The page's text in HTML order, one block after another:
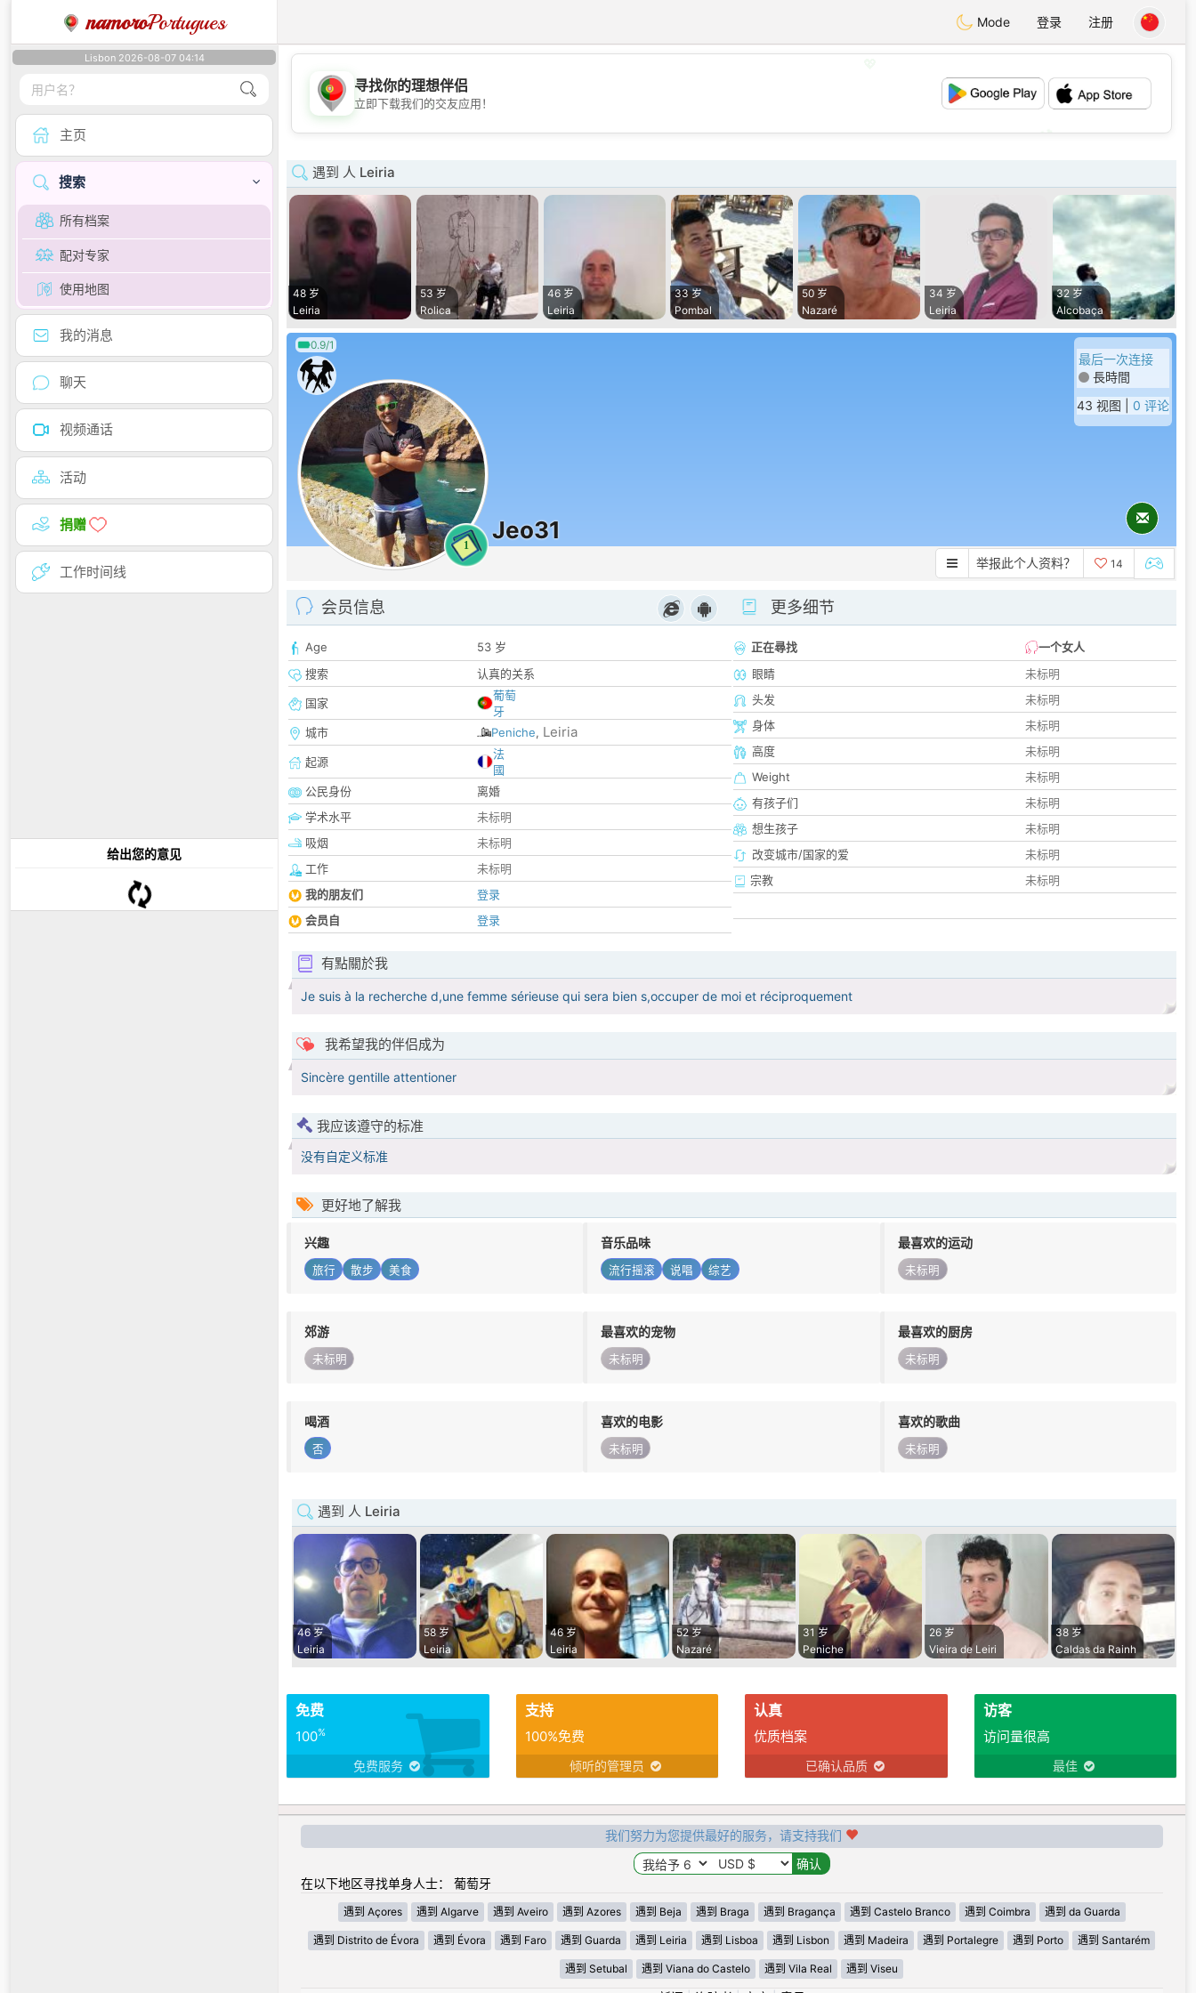
namoroPortugues Mode 登录 注册
Lisbon 2026-08-07 04:14
主页
搜索
所有档案
配对专家
使用地图
我的消息
聊天
视频通话
活动
捐赠
工作时间线
给出您的意见
💖
💕
寻找你的理想伴侣
立即下载我们的交友应用！
遇到 人 Leiria
48 岁
Leiria
53 岁
Rolica
46 岁
Leiria
33 岁
Pombal
50 岁
Nazaré
34 岁
Leiria
32 岁
Alcobaça
0.9/1
1
Jeo31
最后一次连接
長時間
43 视图 | 0 评论
举报此个人资料？ 14
会员信息
Age
53 岁
搜索
认真的关系
国家
葡萄
牙
城市
Peniche, Leiria
起源
法
國
公民身份
离婚
学术水平
未标明
吸烟
未标明
工作
未标明
我的朋友们
登录
会员自
登录
更多细节
正在尋找
一个女人
眼睛
未标明
头发
未标明
身体
未标明
高度
未标明
Weight
未标明
有孩子们
未标明
想生孩子
未标明
改变城市/国家的爱
未标明
宗教
未标明
有點關於我
Je suis à la recherche d,une femme sérieuse qui sera bien s,occuper de moi et réciproquement
我希望我的伴侣成为
Sincère gentille attentioner
我应该遵守的标准
没有自定义标准
更好地了解我
兴趣
旅行 散步 美食
音乐品味
流行摇滚 说唱 综艺
最喜欢的运动
未标明
郊游
未标明
最喜欢的宠物
未标明
最喜欢的厨房
未标明
喝酒
否
喜欢的电影
未标明
喜欢的歌曲
未标明
遇到 人 Leiria
46 岁
Leiria
58 岁
Leiria
46 岁
Leiria
52 岁
Nazaré
31 岁
Peniche
26 岁
Vieira de Leiri
38 岁
Caldas da Rainh
免费
100%
免费服务
支持
100%免费
倾听的管理员
认真
优质档案
已确认品质
访客
访问量很高
最佳
我们努力为您提供最好的服务，请支持我们
在以下地区寻找单身人士： 葡萄牙
遇到 Açores 遇到 Algarve 遇到 Aveiro 遇到 Azores 遇到 Beja 遇到 Braga 遇到 Bragança 遇到 Castelo Branco 遇到 Coimbra 遇到 da Guarda
遇到 Distrito de Évora 遇到 Évora 遇到 Faro 遇到 Guarda 遇到 Leiria 遇到 Lisboa 遇到 Lisbon 遇到 Madeira 遇到 Portalegre 遇到 Porto 遇到 Santarém
遇到 Setubal 遇到 Viana do Castelo 遇到 Vila Real 遇到 Viseu